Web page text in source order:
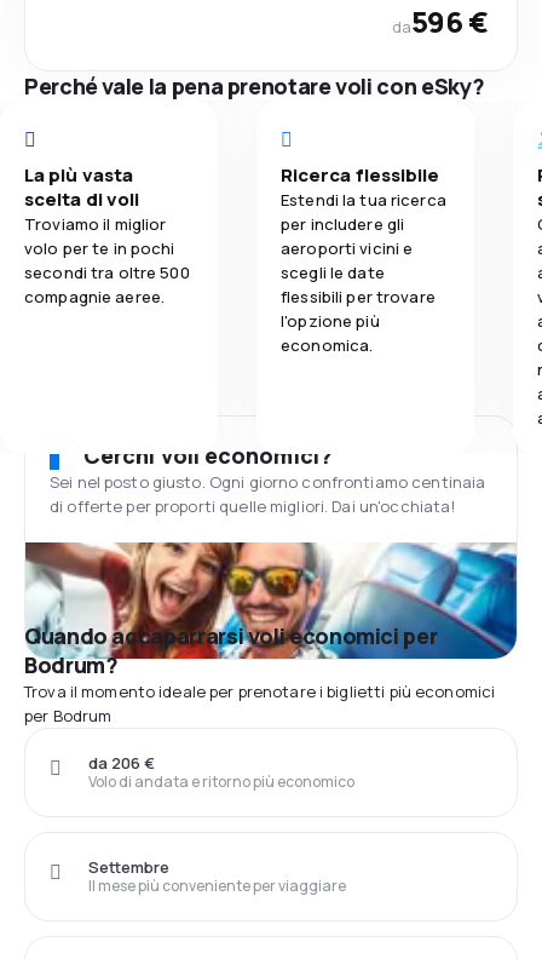
da596 €
Perché vale la pena prenotare voli con eSky?
La più vasta
scelta di voli
Troviamo il miglior
volo per te in pochi
secondi tra oltre 500
compagnie aeree.
Ricerca flessibile
Estendi la tua ricerca
per includere gli
aeroporti vicini e
scegli le date
flessibili per trovare
l'opzione più
economica.
Cerchi voli economici?
Sei nel posto giusto. Ogni giorno confrontiamo centinaia
di offerte per proporti quelle migliori. Dai un'occhiata!
Quando accaparrarsi voli economici per
Bodrum?
Trova il momento ideale per prenotare i biglietti più economici
per Bodrum
Volo di andata e ritorno più economico
da 206 €
Il mese più conveniente per viaggiare
Settembre